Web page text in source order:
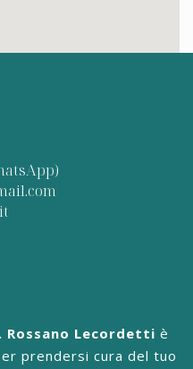
Lecordetti è
prendersi cura del tuo